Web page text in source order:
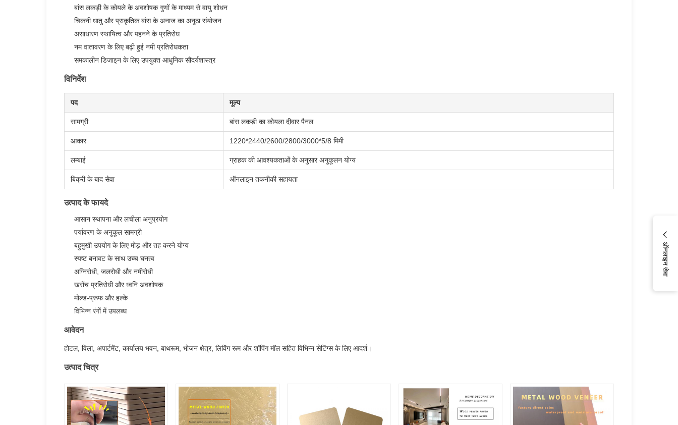
ऑनलाइन सेवा
बांस लकड़ी के कोयले के अवशोषक गुणों के माध्यम से वायु शोधन
चिकनी धातु और प्राकृतिक बांस के अनाज का अनूठा संयोजन
असाधारण स्थायित्व और पहनने के प्रतिरोध
नम वातावरण के लिए बढ़ी हुई नमी प्रतिरोधकता
समकालीन डिजाइन के लिए उपयुक्त आधुनिक सौंदर्यशास्त्र
विनिर्देश
पद मूल्य
सामग्री बांस लकड़ी का कोयला दीवार पैनल
आकार 1220*2440/2600/2800/3000*5/8 मिमी
लम्बाई ग्राहक की आवश्यकताओं के अनुसार अनुकूलन योग्य
बिक्री के बाद सेवा ऑनलाइन तकनीकी सहायता
उत्पाद के फायदे
आसान स्थापना और लचीला अनुप्रयोग
पर्यावरण के अनुकूल सामग्री
बहुमुखी उपयोग के लिए मोड़ और तह करने योग्य
स्पष्ट बनावट के साथ उच्च घनत्व
अग्निरोधी, जलरोधी और नमीरोधी
खरोंच प्रतिरोधी और ध्वनि अवशोषक
मोल्ड-प्रूफ और हल्के
विभिन्न रंगों में उपलब्ध
आवेदन
होटल, विला, अपार्टमेंट, कार्यालय भवन, बाथरूम, भोजन क्षेत्र, लिविंग रूम और शॉपिंग मॉल सहित विभिन्न सेटिंग्स के लिए आदर्श।
उत्पाद चित्र